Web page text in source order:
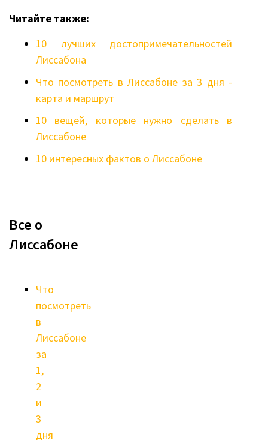
Читайте также:
10 лучших достопримечательностей
Лиссабона
Что посмотреть в Лиссабоне за 3 дня -
карта и маршрут
10 вещей, которые нужно сделать в
Лиссабоне
10 интересных фактов о Лиссабоне
Все о
Лиссабоне
Что
посмотреть
в
Лиссабоне
за
1,
2
и
3
дня